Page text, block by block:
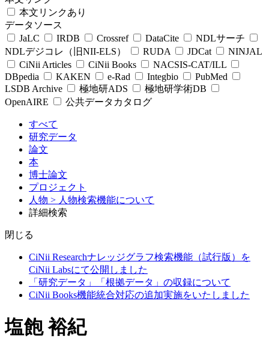
本文リンクあり
データソース
JaLC
IRDB Crossref DataCite
NDLサーチ
NDLデジコレ（旧NII-ELS）
RUDA JDCat
NINJAL
CiNii Articles
CiNii Books
NACSIS-CAT/ILL
DBpedia
KAKEN e-Rad Integbio
PubMed
LSDB Archive
極地研ADS
極地研学術DB
OpenAIRE
公共データカタログ
すべて
研究データ
論文
本
博士論文
プロジェクト
人物 > 人物検索機能について
詳細検索
閉じる
CiNii Researchナレッジグラフ検索機能（試行版）を
CiNii Labsにて公開しました
「研究データ」「根拠データ」の収録について
CiNii Books機能統合対応の追加実施をいたしました
塩飽 裕紀